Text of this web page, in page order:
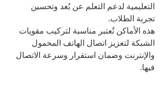
التعليمية لدعم التعلم عن بُعد وتحسين
تجربة الطلاب.
هذه الأماكن تُعتبر مناسبة لتركيب مقويات
الشبكة لتعزيز اتصال الهاتف المحمول
والإنترنت وضمان استقرار وسرعة الاتصال
فيها.